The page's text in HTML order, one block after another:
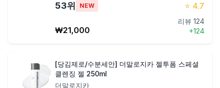
53위 NEW ⭐ 4.7
₩21,000
리뷰 124
+124
[당김제로/수분세안] 더말로지카 젤투폼 스페셜
클렌징 젤 250ml
더말로지카